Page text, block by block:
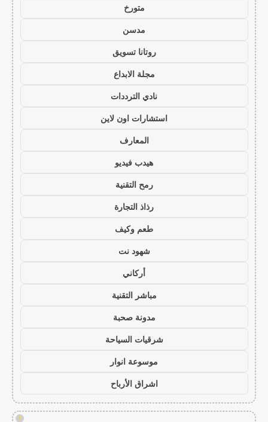
متورخ
مدسن
روتانا تسويق
مجلة الابداع
نادي الترددات
استشارات اون لاين
المعارف
هيدب فيديو
رمح التقنية
رذاذ التجارة
طعم وكيف
شهود نت
أركاني
مباشر التقنية
مدونة صحبة
شرقيات السياحة
موسوعة انوار
اشراق الأرباح
!